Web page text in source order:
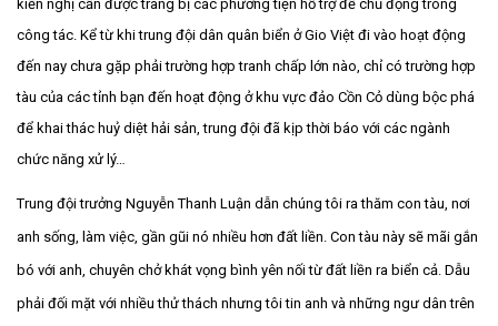
kiến nghị cần được trang bị các phương tiện hỗ trợ để chủ động trong
công tác. Kể từ khi trung đội dân quân biển ở Gio Việt đi vào hoạt động
đến nay chưa gặp phải trường hợp tranh chấp lớn nào, chỉ có trường hợp
tàu của các tỉnh bạn đến hoạt động ở khu vực đảo Cồn Cỏ dùng bộc phá
để khai thác huỷ diệt hải sản, trung đội đã kịp thời báo với các ngành
chức năng xử lý…
Trung đội trưởng Nguyễn Thanh Luận dẫn chúng tôi ra thăm con tàu, nơi
anh sống, làm việc, gần gũi nó nhiều hơn đất liền. Con tàu này sẽ mãi gắn
bó với anh, chuyên chở khát vọng bình yên nối từ đất liền ra biển cả. Dẫu
phải đối mặt với nhiều thử thách nhưng tôi tin anh và những ngư dân trên